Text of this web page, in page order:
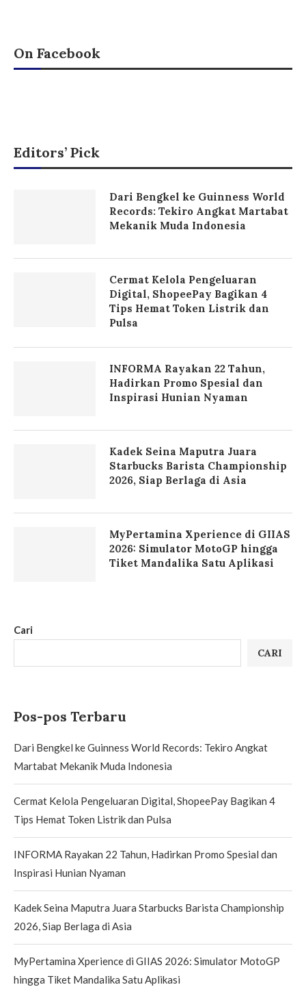
Cari
CARI
Pos-pos Terbaru
Dari Bengkel ke Guinness World Records: Tekiro Angkat
Martabat Mekanik Muda Indonesia
Cermat Kelola Pengeluaran Digital, ShopeePay Bagikan 4
Tips Hemat Token Listrik dan Pulsa
INFORMA Rayakan 22 Tahun, Hadirkan Promo Spesial dan
Inspirasi Hunian Nyaman
Kadek Seina Maputra Juara Starbucks Barista Championship
2026, Siap Berlaga di Asia
MyPertamina Xperience di GIIAS 2026: Simulator MotoGP
hingga Tiket Mandalika Satu Aplikasi
On Facebook
Editors’ Pick
Dari Bengkel ke Guinness World
Records: Tekiro Angkat Martabat
Mekanik Muda Indonesia
Cermat Kelola Pengeluaran
Digital, ShopeePay Bagikan 4
Tips Hemat Token Listrik dan
Pulsa
INFORMA Rayakan 22 Tahun,
Hadirkan Promo Spesial dan
Inspirasi Hunian Nyaman
Kadek Seina Maputra Juara
Starbucks Barista Championship
2026, Siap Berlaga di Asia
MyPertamina Xperience di GIIAS
2026: Simulator MotoGP hingga
Tiket Mandalika Satu Aplikasi